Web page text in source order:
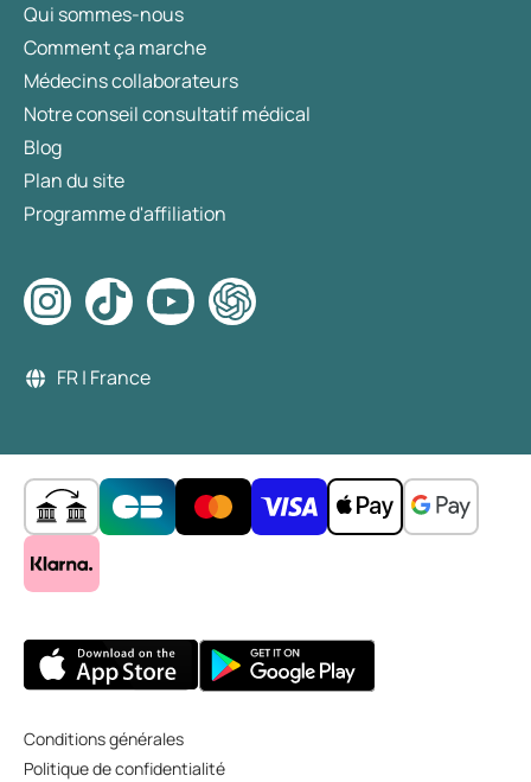
Qui sommes-nous
Comment ça marche
Médecins collaborateurs
Notre conseil consultatif médical
Blog
Plan du site
Programme d'affiliation
FR | France
Conditions générales
Politique de confidentialité